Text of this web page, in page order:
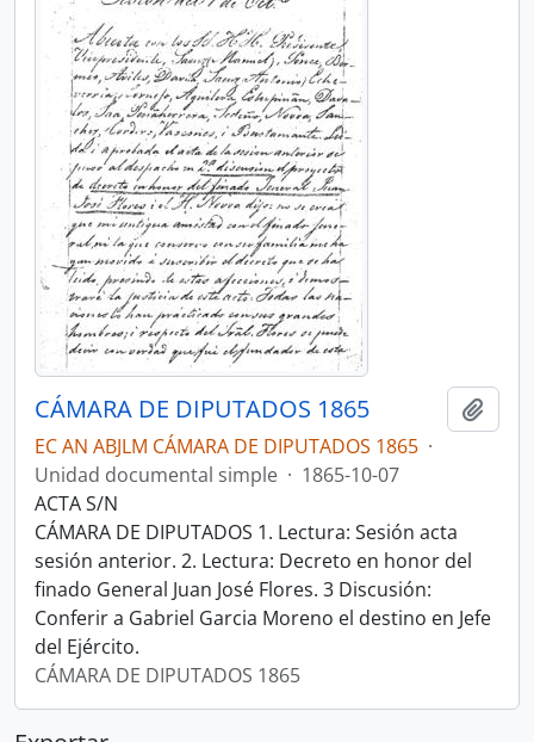
CÁMARA DE DIPUTADOS 1865
EC AN ABJLM CÁMARA DE DIPUTADOS 1865 ·
Unidad documental simple · 1865-10-07
ACTA S/N
CÁMARA DE DIPUTADOS 1. Lectura: Sesión acta
sesión anterior. 2. Lectura: Decreto en honor del
finado General Juan José Flores. 3 Discusión:
Conferir a Gabriel Garcia Moreno el destino en Jefe
del Ejército.
CÁMARA DE DIPUTADOS 1865